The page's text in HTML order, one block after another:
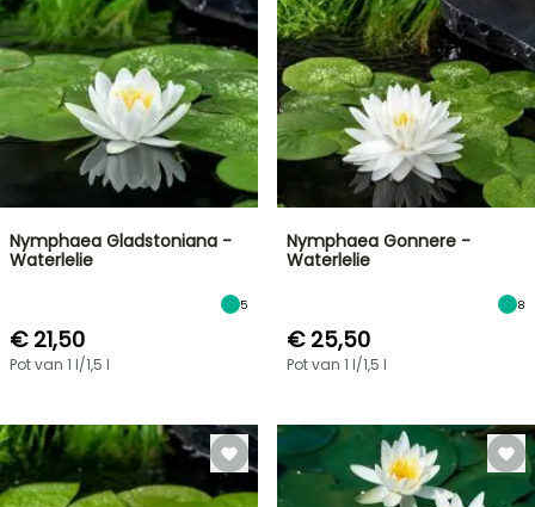
Nymphaea Gladstoniana -
Waterlelie
5
€ 21,50
Pot van 1 l/1,5 l
Nymphaea Gonnere -
Waterlelie
8
€ 25,50
Pot van 1 l/1,5 l